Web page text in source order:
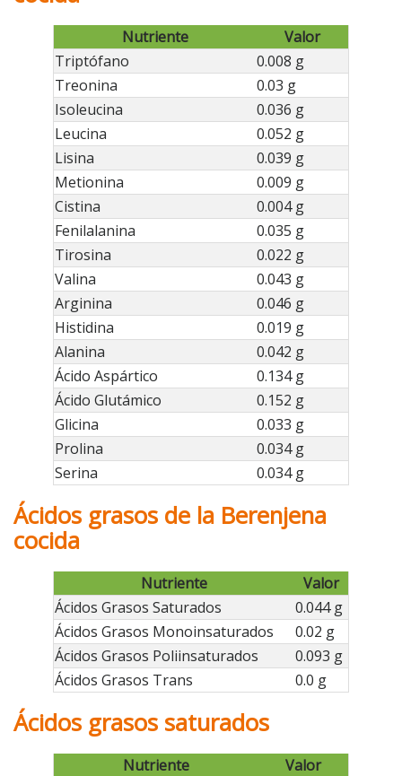
Nutriente
Valor
Triptófano
0.008 g
Treonina
0.03 g
Isoleucina
0.036 g
Leucina
0.052 g
Lisina
0.039 g
Metionina
0.009 g
Cistina
0.004 g
Fenilalanina
0.035 g
Tirosina
0.022 g
Valina
0.043 g
Arginina
0.046 g
Histidina
0.019 g
Alanina
0.042 g
Ácido Aspártico
0.134 g
Ácido Glutámico
0.152 g
Glicina
0.033 g
Prolina
0.034 g
Serina
0.034 g
Ácidos grasos de la Berenjena
cocida
Nutriente
Valor
Ácidos Grasos Saturados
0.044 g
Ácidos Grasos Monoinsaturados
0.02 g
Ácidos Grasos Poliinsaturados
0.093 g
Ácidos Grasos Trans
0.0 g
Ácidos grasos saturados
Nutriente
Valor